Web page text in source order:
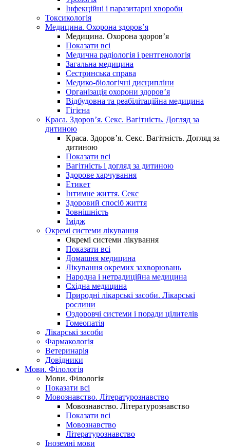
Інфекційні і паразитарні хвороби
Токсикологія
Медицина. Охорона здоров’я
Медицина. Охорона здоров’я
Показати всі
Медична радіологія і рентгенологія
Загальна медицина
Сестринська справа
Медико-біологічні дисципліни
Організація охорони здоров’я
Відбудовна та реабілітаційна медицина
Гігієна
Краса. Здоров’я. Секс. Вагітність. Догляд за
дитиною
Краса. Здоров’я. Секс. Вагітність. Догляд за
дитиною
Показати всі
Вагітність і догляд за дитиною
Здорове харчування
Етикет
Інтимне життя. Секс
Здоровий спосіб життя
Зовнішність
Імідж
Окремі системи лікування
Окремі системи лікування
Показати всі
Домашня медицина
Лікування окремих захворювань
Народна і нетрадиційна медицина
Східна медицина
Природні лікарські засоби. Лікарські
рослини
Оздоровчі системи і поради цілителів
Гомеопатія
Лікарські засоби
Фармакологія
Ветеринарія
Довідники
Мови. Філологія
Мови. Філологія
Показати всі
Мовознавство. Літературознавство
Мовознавство. Літературознавство
Показати всі
Мовознавство
Літературознавство
Іноземні мови